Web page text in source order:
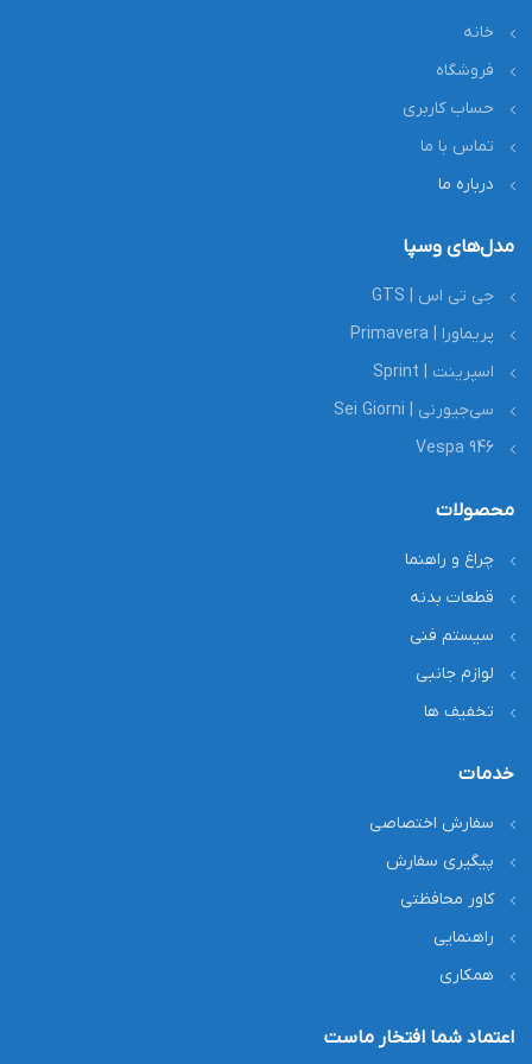
خانه
فروشگاه
حساب کاربری
تماس با ما
درباره ما
مدل‌های وسپا
جی تی اس | GTS
پریماورا | Primavera
اسپرینت | Sprint
سی‌جیورنی | Sei Giorni
Vespa 946
محصولات
چراغ و راهنما
قطعات بدنه
سیستم فنی
لوازم جانبی
تخفیف ها
خدمات
سفارش اختصاصی
پیگیری سفارش
کاور محافظتی
راهنمایی
همکاری
اعتماد شما افتخار ماست